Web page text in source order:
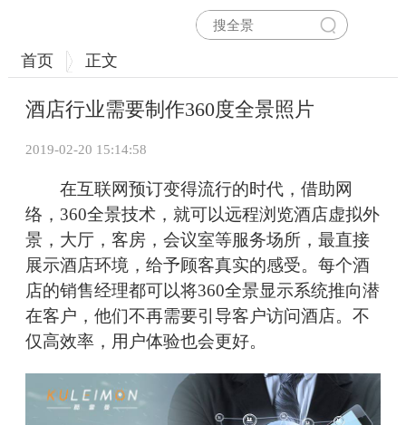
首页 正文
酒店行业需要制作360度全景照片
2019-02-20 15:14:58
在互联网预订变得流行的时代，借助网
络，360全景技术，就可以远程浏览酒店虚拟外
景，大厅，客房，会议室等服务场所，最直接
展示酒店环境，给予顾客真实的感受。每个酒
店的销售经理都可以将360全景显示系统推向潜
在客户，他们不再需要引导客户访问酒店。不
仅高效率，用户体验也会更好。